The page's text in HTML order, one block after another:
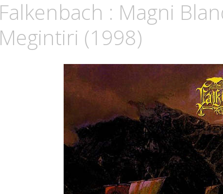
Falkenbach : Magni
Megintiri (1998)